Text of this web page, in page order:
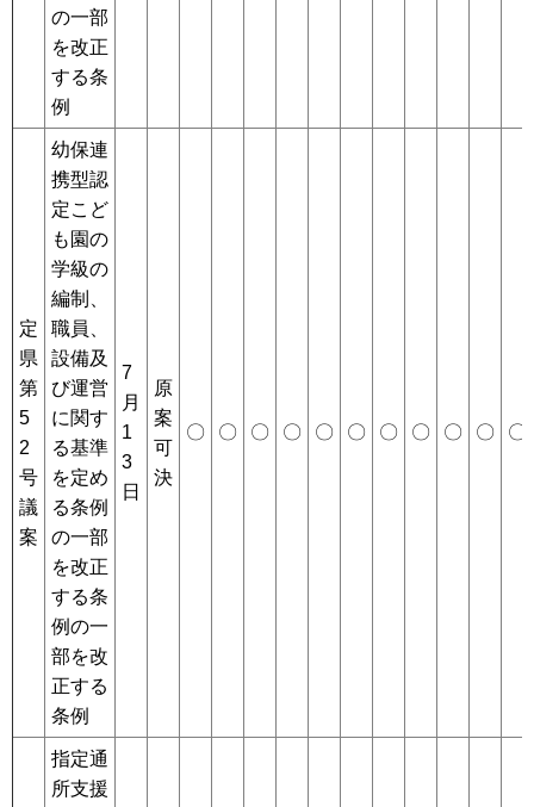
の一部
を改正
する条
例
定
県
第
5
2
号
議
案
幼保連
携型認
定こど
も園の
学級の
編制、
職員、
設備及
び運営
に関す
る基準
を定め
る条例
の一部
を改正
する条
例の一
部を改
正する
条例
7
月
1
3
日
原
案
可
決
〇 〇 〇 〇 〇 〇 〇 〇 〇 〇 〇
指定通
所支援